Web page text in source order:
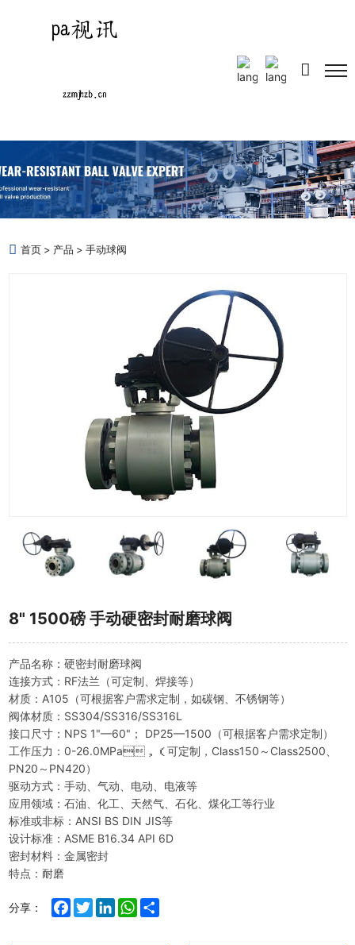
Select Language
首页 产品 手动球阀
8" 1500磅 手动硬密封耐磨球阀
产品名称：硬密封耐磨球阀
连接方式：RF法兰（可定制、焊接等）
材质：A105（可根据客户需求定制，如碳钢、不锈钢等）
阀体材质：SS304/SS316/SS316L
接口尺寸：NPS 1"—60"； DP25—1500（可根据客户需求定制）
工作压力：0-26.0MPa，（可定制，Class150～Class2500、
PN20～PN420）
驱动方式：手动、气动、电动、电液等
应用领域：石油、化工、天然气、石化、煤化工等行业
标准或非标：ANSI BS DIN JIS等
设计标准：ASME B16.34 API 6D
密封材料：金属密封
特点：耐磨
分享： Facebook
TwitterLinkedInWhatsApp
Share